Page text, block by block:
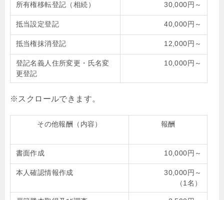
所有権移転登記（相続） 30,000円～
抵当設定登記 40,000円～
抵当権抹消登記 12,000円～
登記名義人住所変更・氏名変
更登記
10,000円～
その他報酬（内容） 報酬
書面作成 10,000円～
本人確認情報作成
30,000円～
（1名）